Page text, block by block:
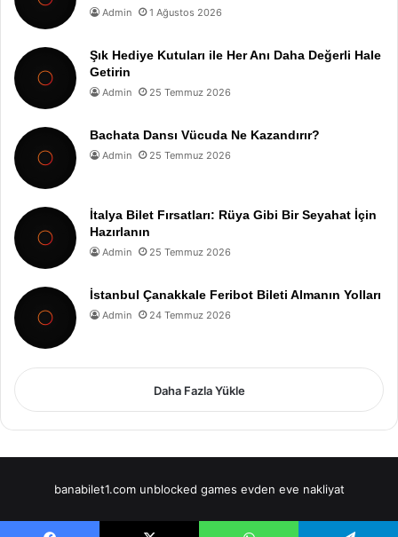
Admin 1 Ağustos 2026
Şık Hediye Kutuları ile Her Anı Daha Değerli Hale
Getirin
Admin 25 Temmuz 2026
Bachata Dansı Vücuda Ne Kazandırır?
Admin 25 Temmuz 2026
İtalya Bilet Fırsatları: Rüya Gibi Bir Seyahat İçin
Hazırlanın
Admin 25 Temmuz 2026
İstanbul Çanakkale Feribot Bileti Almanın Yolları
Admin 24 Temmuz 2026
Daha Fazla Yükle
banabilet1.com unblocked games evden eve nakliyat